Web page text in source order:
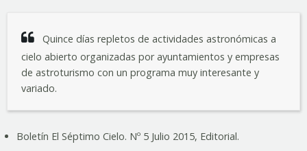
Quince días repletos de actividades astronómicas a
cielo abierto organizadas por ayuntamientos y empresas
de astroturismo con un programa muy interesante y
variado.
Boletín El Séptimo Cielo. Nº 5 Julio 2015, Editorial.